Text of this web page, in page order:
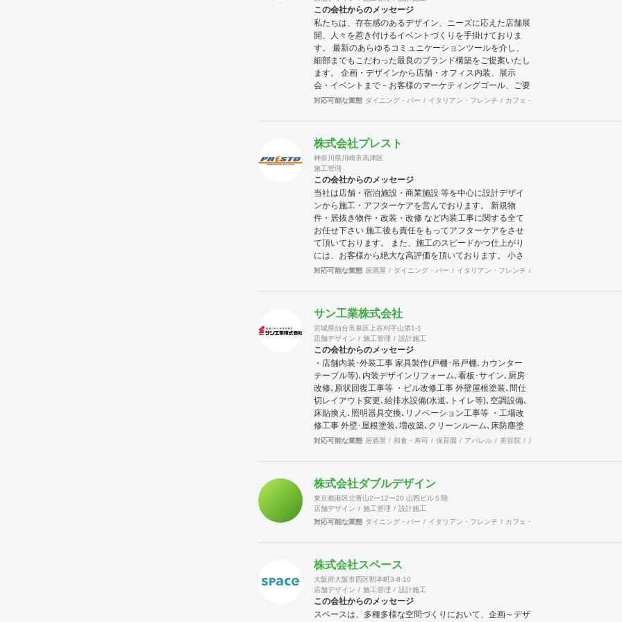
した対応を行ってゆきたいと考えております。 まずはお
気軽にご相談いただければと思います、よろしくお願いい
たします。
この会社からのメッセージ
私たちは、存在感のあるデザイン、ニーズに応えた店舗展
開、人々を惹き付けるイベントづくりを手掛けておりま
す。 最新のあらゆるコミュニケーションツールを介し、
細部までもこだわった最良のブランド構築をご提案いたし
ます。 企画・デザインから店舗・オフィス内装、展示
会・イベントまで－お客様のマーケティングゴール、ご要
望に応える業務をすべて一括提供いたします。＝シング
からデザイナー300名以上が集結したキングスメンのクリ
エイティブチーム。 革新的かつ高いデザイン性が評価さ
れる賞を国内外で100以上受賞しております。 彼らの想像
力と技術力のコンビネーションで、空間をシグネチャーデ
ザインに、 コンセプトからお客様のブランドアイデンテ
ィティーを表現いたします。 - 店舗・オフィス内装 ブラ
ンドや企業の魅力を最大限に引き出した店舗やオフィス環
境で、 消費者の包括的なブランド体験を築く空間をつく
りあげます。 商品・ブランド・空間を融合し、印象強
い、美しく機能的な内装をお届けするため、お客様と密に
連携をとって、プロジェクトに取り組みます。
対応可能な業態 ダイニング・バー イタリアン・フレンチ カフェ・パン・ケーキ
株式会社プレスト
神奈川県川崎市高津区
施工管理
この会社からのメッセージ
当社は店舗・宿泊施設・商業施設 等を中心に設計デザイ
ンから施工・アフターケアを営んでおります。 新規物
件・居抜き物件・改装・改修 など内装工事に関する全て
お任せ下さい 施工後も責任をもってアフターケアをさせ
て頂いております。 また、施工のスピードかつ仕上がり
には、お客様から絶大な高評価を頂いております。 小さ
な設備工事や補修工事も迅速にご対応致しますので、困っ
お願い申し上げます。
対応可能な業態 居酒屋 ダイニング・バー イタリアン・フレンチ
サン工業株式会社
宮城県仙台市泉区上谷刈字山添1-1
店舗デザイン
施工管理 設計施工
この会社からのメッセージ
・店舗内装･外装工事 家具製作(戸棚･吊戸棚､カウンター
テーブル等)､内装デザインリフォーム､看板･サイン､厨房
改修､原状回復工事等 ・ビル改修工事 外壁屋根塗装､間仕
切レイアウト変更､給排水設備(水道､トイレ等)､空調設備､
床貼換え､照明器具交換､リノベーション工事等 ・工場改
修工事 外壁･屋根塗装､増改築､クリーンルーム､床防塵塗
装､事務所内装リフォーム､給排水設備(水道､トイレ等)､空
社･仏閣､病院･医院､マンション･集合住宅等 ・木工事･家
具工事 自社工場（宮城県松島町） ・住宅･不動産 ＬＩＸ
ＩＬ不動産ショップサン工業プラスホーム
対応可能な業態 居酒屋 和食・寿司 保育園 アパレル 美容院 居酒屋
株式会社ダブルデザイン
東京都港区北青山2ー12ー20 山西ビル５階
店舗デザイン
施工管理
設計施工
対応可能な業態 ダイニング・バー イタリアン・フレンチ カフェ・パン・ケーキ
株式会社スペース
大阪府大阪市西区靭本町3-8-10
店舗デザイン
施工管理 設計施工
この会社からのメッセージ
スペースは、多種多様な空間づくりにおいて、企画～デザ